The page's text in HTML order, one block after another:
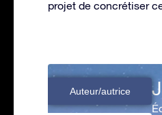
projet de concrétiser
Auteur/autrice